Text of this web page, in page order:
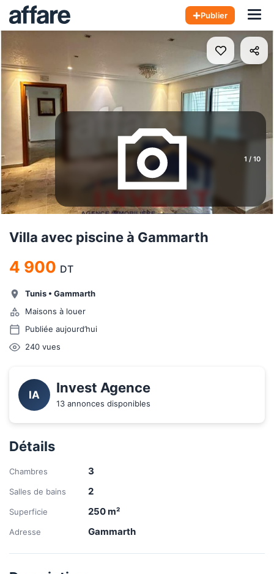
Publier
1 / 10
Villa avec piscine à Gammarth
4 900 DT
Tunis • Gammarth
Maisons à louer
Publiée aujourd’hui
240 vues
IA Invest Agence
13 annonces disponibles
Détails
Chambres 3
Salles de bains 2
Superficie 250m²
Adresse Gammarth